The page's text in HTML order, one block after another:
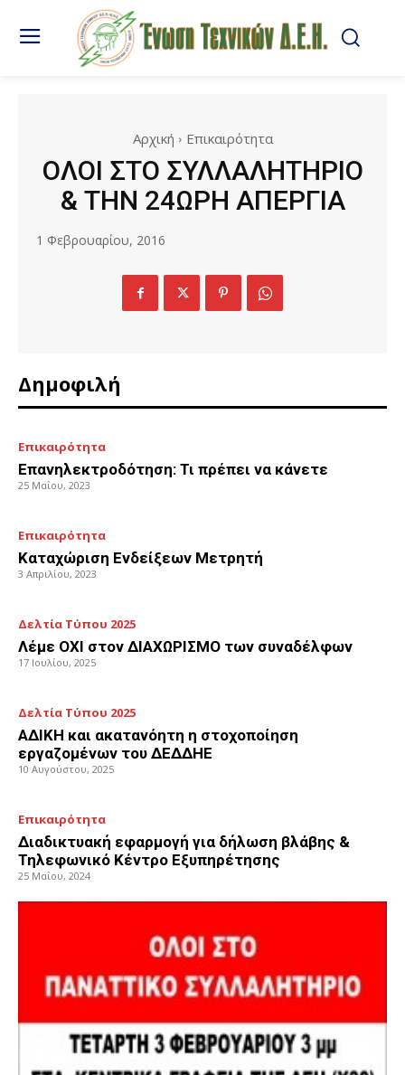
Αρχική Επικαιρότητα
ΟΛΟΙ ΣΤΟ ΣΥΛΛΑΛΗΤΗΡΙΟ
& ΤΗΝ 24ΩΡΗ ΑΠΕΡΓΙΑ
1 Φεβρουαρίου, 2016
Δημοφιλή
Επικαιρότητα
Επανηλεκτροδότηση: Τι πρέπει να κάνετε
25 Μαΐου, 2023
Επικαιρότητα
Καταχώριση Ενδείξεων Μετρητή
3 Απριλίου, 2023
Δελτία Τύπου 2025
Λέμε ΟΧΙ στον ΔΙΑΧΩΡΙΣΜΟ των συναδέλφων
17 Ιουλίου, 2025
Δελτία Τύπου 2025
ΑΔΙΚΗ και ακατανόητη η στοχοποίηση
εργαζομένων του ΔΕΔΔΗΕ
10 Αυγούστου, 2025
Επικαιρότητα
Διαδικτυακή εφαρμογή για δήλωση βλάβης &
Τηλεφωνικό Κέντρο Εξυπηρέτησης
25 Μαΐου, 2024